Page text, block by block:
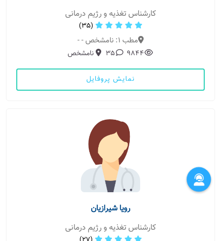
کارشناس تغذیه و رژیم درمانی
(35)
مطب 1: نامشخص - -
9844
35 نامشخص
نمایش پروفایل
رویا شیرازیان
کارشناس تغذیه و رژیم درمانی